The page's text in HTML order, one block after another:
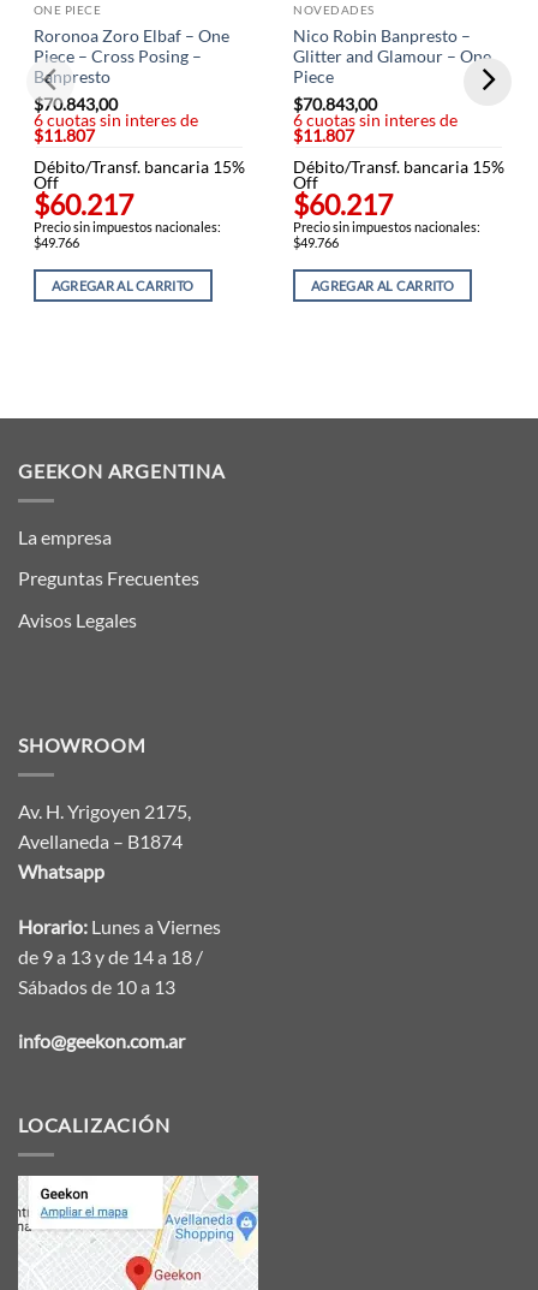
ONE PIECE
Roronoa Zoro Elbaf – One
Piece – Cross Posing –
Banpresto
$70.843,00
6 cuotas sin interes de
$11.807
Débito/Transf. bancaria 15%
Off
$60.217
Precio sin impuestos nacionales:
$49.766
AGREGAR AL CARRITO
NOVEDADES
Nico Robin Banpresto –
Glitter and Glamour – One
Piece
$70.843,00
6 cuotas sin interes de
$11.807
Débito/Transf. bancaria 15%
Off
$60.217
Precio sin impuestos nacionales:
$49.766
AGREGAR AL CARRITO
GEEKON ARGENTINA
La empresa
Preguntas Frecuentes
Avisos Legales
SHOWROOM
Av. H. Yrigoyen 2175,
Avellaneda – B1874
Whatsapp
Horario: Lunes a Viernes
de 9 a 13 y de 14 a 18 /
Sábados de 10 a 13
info@geekon.com.ar
LOCALIZACIÓN